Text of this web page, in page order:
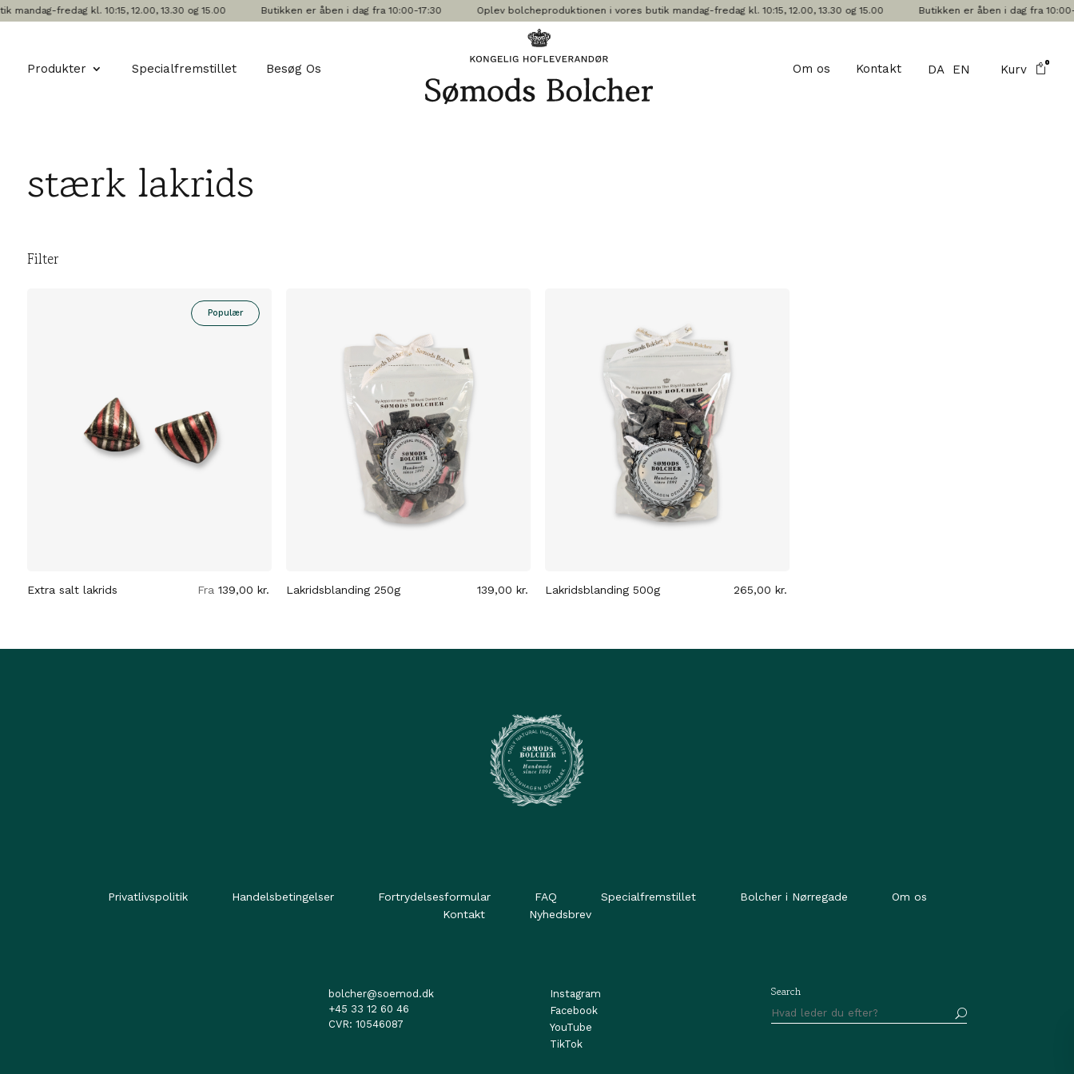
fredag kl. 10:15, 12.00, 13.30 og 15.00 Butikken er åben i dag fra 10:00-17:30 Oplev bolcheproduktionen i vores butik mandag-fredag kl. 10:15, 12.00, 13.30 og 15.00 Butikken er åben i dag fra 10:00-
Produkter Specialfremstillet Besøg Os Kontakt
Om os DA EN Kurv 0
stærk lakrids
Filter
Extra salt lakrids
Populær
Fra 139,00 kr. Lakridsblanding 250g 139,00kr. Lakridsblanding 500g 265,00kr.
Privatlivspolitik Handelsbetingelser Fortrydelsesformular FAQ Specialfremstillet Bolcher i Nørregade
Om os
Kontakt
Nyhedsbrev
bolcher@soemod.dk
+45 33 12 60 46
CVR: 10546087
Instagram
Facebook
YouTube
TikTok
Search
Søg
efter: